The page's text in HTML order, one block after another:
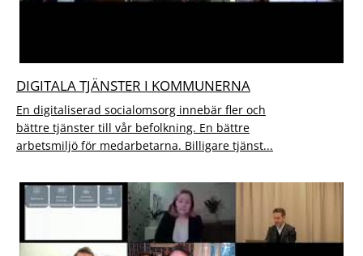
DIGITALA TJÄNSTER I KOMMUNERNA
En digitaliserad socialomsorg innebär fler och
bättre tjänster till vår befolkning. En bättre
arbetsmiljö för medarbetarna. Billigare tjänst...